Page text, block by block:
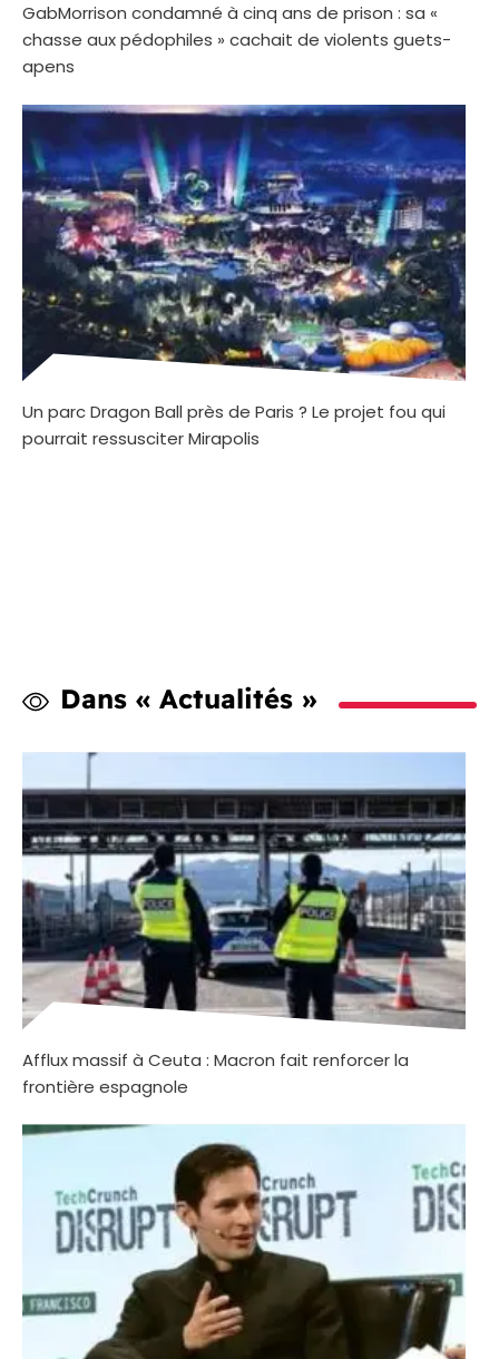
GabMorrison condamné à cinq ans de prison : sa «
chasse aux pédophiles » cachait de violents guets-
apens
Un parc Dragon Ball près de Paris ? Le projet fou qui
pourrait ressusciter Mirapolis
Dans « Actualités »
Afflux massif à Ceuta : Macron fait renforcer la
frontière espagnole